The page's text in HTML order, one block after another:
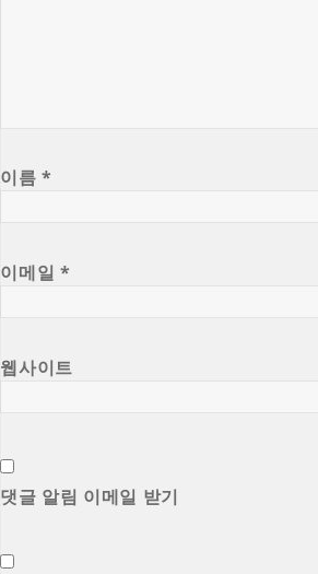
이름*
이메일 *
웹사이트
댓글 알림 이메일 받기